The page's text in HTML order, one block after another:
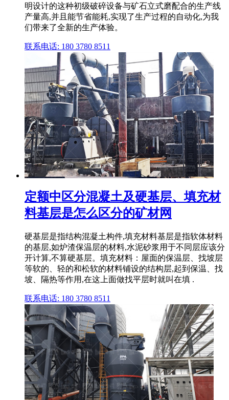
明设计的这种初级破碎设备与矿石立式磨配合的生产线
产量高,并且能节省能耗,实现了生产过程的自动化,为我
们带来了全新的生产体验。
联系电话: 180 3780 8511
定额中区分混凝土及硬基层、填充材
料基层是怎么区分的矿材网
硬基层是指结构混凝土构件,填充材料基层是指软体材料
的基层,如炉渣保温层的材料,水泥砂浆用于不同层应该分
开计算,不算硬基层。填充材料：屋面的保温层、找坡层
等软的、轻的和松软的材料铺设的结构层,起到保温、找
坡、隔热等作用,在这上面做找平层时就叫在填 .
联系电话: 180 3780 8511